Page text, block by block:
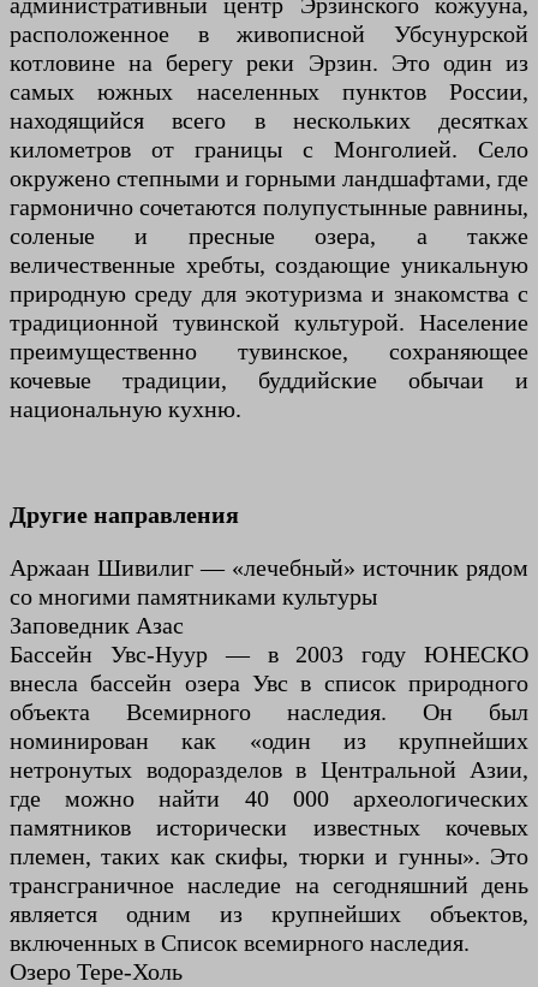
расположенное в живописной Убсунурской
котловине на берегу реки Эрзин. Это один из
самых южных населенных пунктов России,
находящийся всего в нескольких десятках
километров от границы с Монголией. Село
окружено степными и горными ландшафтами, где
гармонично сочетаются полупустынные равнины,
соленые и пресные озера, а также
величественные хребты, создающие уникальную
природную среду для экотуризма и знакомства с
традиционной тувинской культурой. Население
преимущественно тувинское, сохраняющее
кочевые традиции, буддийские обычаи и
национальную кухню.
Другие направления
Аржаан Шивилиг — «лечебный» источник рядом
со многими памятниками культуры
Заповедник Азас
Бассейн Увс-Нуур — в 2003 году ЮНЕСКО
внесла бассейн озера Увс в список природного
объекта Всемирного наследия. Он был
номинирован как «один из крупнейших
нетронутых водоразделов в Центральной Азии,
где можно найти 40 000 археологических
памятников исторически известных кочевых
племен, таких как скифы, тюрки и гунны». Это
трансграничное наследие на сегодняшний день
является одним из крупнейших объектов,
включенных в Список всемирного наследия.
Озеро Тере-Холь